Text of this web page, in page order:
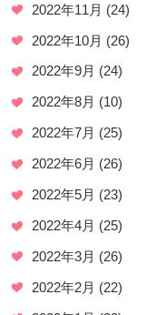
2022年11月 (24)
2022年10月 (26)
2022年9月 (24)
2022年8月 (10)
2022年7月 (25)
2022年6月 (26)
2022年5月 (23)
2022年4月 (25)
2022年3月 (26)
2022年2月 (22)